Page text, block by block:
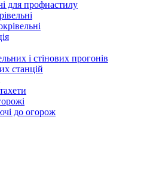
для профнастилу
і стінових прогонів
станцій
до огорож